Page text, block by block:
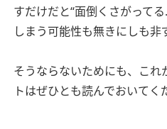
すだけだと“面倒くさがって
しまう可能性も無きにしも非
そうならないためにも、こ
トはぜひとも読んでおいてく